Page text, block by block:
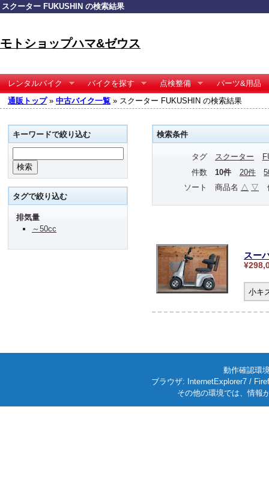
スクーター FUKUSHIN の検索結果
モトショップハマ&ゼウス
レンタルバイク バイクを探す 点検整備
パーツ&用品
通販トップ» 中古バイク一覧 » スクーター FUKUSHIN の検索結果
検索条件
タグ スクーター
件数
10件 20件
ソート
商品名 △ ▽
スー
小キ
キーワードで絞り込む
タグで絞り込む
排気量
～50cc
動作確認環
ブラウザ: InternetExplorer7 /
その他の環境では、情報